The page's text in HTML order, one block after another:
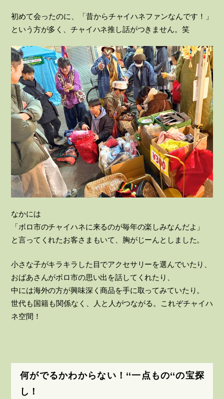
初めて会ったのに、「昔からチャイハネファンなんです！」
という方が多く、チャイハネ推し話がつきません。笑
なかには
「ボロ市のチャイハネに来るのが毎年の楽しみなんだよ」
と言ってくれたお客さまもいて、胸がじーんとしました。
小さな子がキラキラした目でアクセサリーを選んでいたり、
おばあさんがボロ市の思い出を話してくれたり、
中には海外の方が興味深く商品を手に取ってみていたり。
世代も国籍も関係なく、人と人がつながる。これぞチャイハ
ネ空間！
何がでるかわからない！‘‘一点もの‘‘の宝探
し！